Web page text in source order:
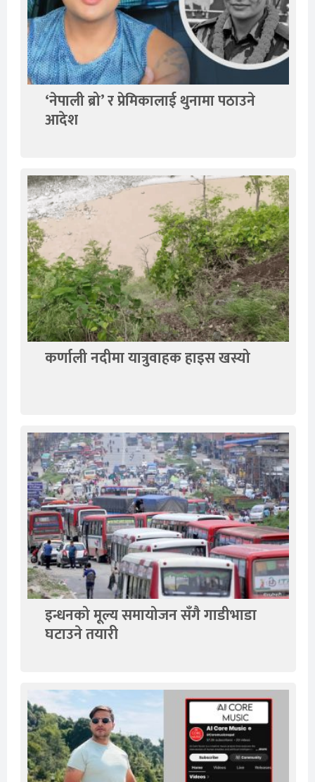
‘नेपाली ब्रो’ र प्रेमिकालाई थुनामा पठाउने
आदेश
कर्णाली नदीमा यात्रुवाहक हाइस खस्यो
इन्धनको मूल्य समायोजन सँगै गाडीभाडा
घटाउने तयारी